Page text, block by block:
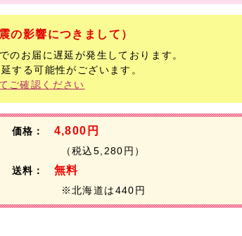
の影響につきまして）
のお届に遅延が発生しております。
する可能性がございます。
ご確認ください
価格： 4,800円
（税込5,280円）
送料：
無料
※北海道は440円